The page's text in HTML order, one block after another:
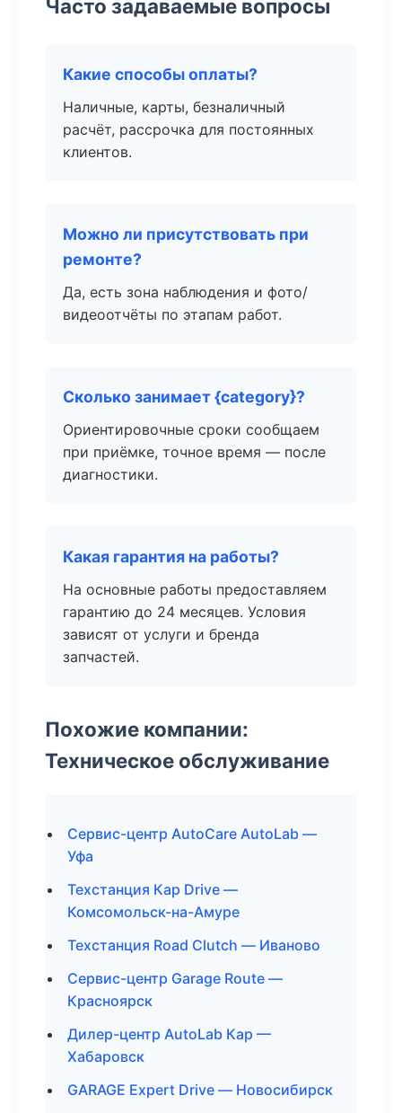
Часто задаваемые вопросы
Какие способы оплаты?
Наличные, карты, безналичный
расчёт, рассрочка для постоянных
клиентов.
Можно ли присутствовать при
ремонте?
Да, есть зона наблюдения и фото/
видеоотчёты по этапам работ.
Сколько занимает {category}?
Ориентировочные сроки сообщаем
при приёмке, точное время — после
диагностики.
Какая гарантия на работы?
На основные работы предоставляем
гарантию до 24 месяцев. Условия
зависят от услуги и бренда
запчастей.
Похожие компании:
Техническое обслуживание
Сервис-центр AutoCare AutoLab —
Уфа
Техстанция Кар Drive —
Комсомольск-на-Амуре
Техстанция Road Clutch — Иваново
Сервис-центр Garage Route —
Красноярск
Дилер-центр AutoLab Кар —
Хабаровск
GARAGE Expert Drive — Новосибирск